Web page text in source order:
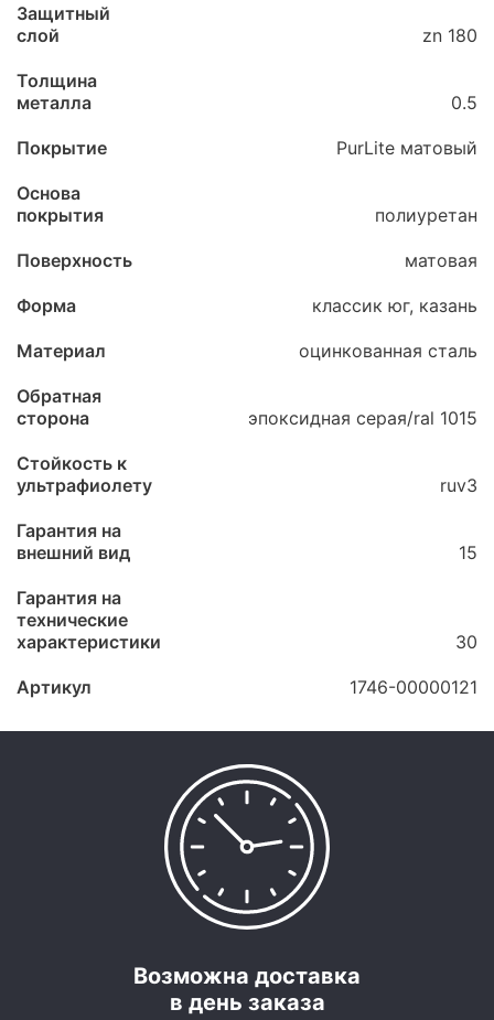
Защитный
слой
zn 180
Толщина
металла
0.5
Покрытие PurLite матовый
Основа
покрытия
полиуретан
Поверхность матовая
Форма классик юг, казань
Материал оцинкованная сталь
Обратная
сторона
эпоксидная серая/ral 1015
Стойкость к
ультрафиолету
ruv3
Гарантия на
внешний вид
15
Гарантия на
технические
характеристики
30
Артикул 1746-00000121
Возможна доставка
в день заказа